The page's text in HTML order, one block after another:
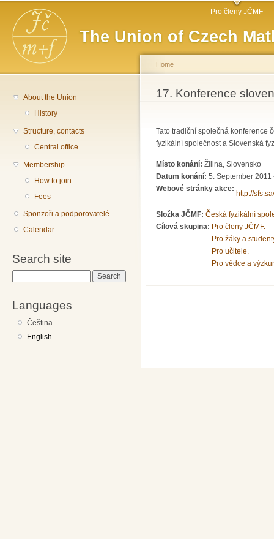
The Union of Czech
Main menu Pro členy JČMF
About the Union
History
Structure, contacts
Central office
Membership
How to join
Fees
Sponzoři a podporovatelé
Calendar
Search site
Languages
Čeština
English
You are here
Home
17. Konference
Tato tradiční společná konference
fyzikální společnost a Slovenská
Místo konání: Žilina, Slovensko
Datum konání: 5. September 2011
Webové stránky akce:
http://
Složka JČMF: Česká fyzikální
Cílová skupina: Pro členy JČMF.
Pro žáky a
Pro učitele.
Pro vědce a